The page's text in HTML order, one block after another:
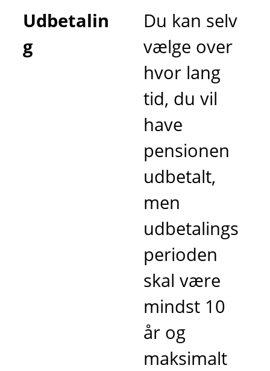
Udbetalin
g
Du kan selv
vælge over
hvor lang
tid, du vil
have
pensionen
udbetalt,
men
udbetalings
perioden
skal være
mindst 10
år og
maksimalt